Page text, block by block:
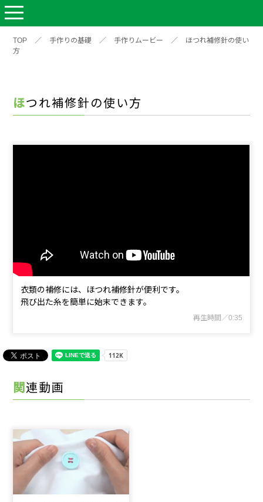
TOP ／ 手作りの基礎 ／ 手作りムービー ／
ほつれ補修針の使い
方
ほつれ補修針の使い方
衣類の補修には、ほつれ補修針が便利です。
飛び出た糸を簡単に始末できます。
再生時間／0:35
関連動画